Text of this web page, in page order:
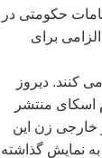
حکومتی در
برای
کنند. دیروز
اسکای منتشر
خارجی زن این
نمایش گذاشته